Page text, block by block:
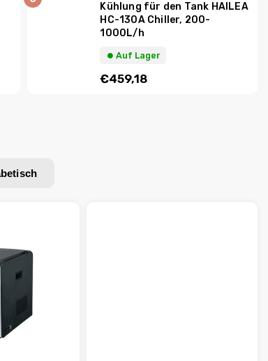
Kühlung für den Tank HAILEA
HC-130A Chiller, 200-
1000L/h
⏺︎ Auf Lager
€459,18